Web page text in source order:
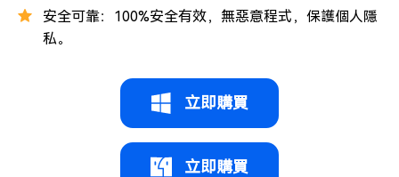
安全可靠：100%安全有效，無惡意程式，保護個人隱
私。
立即購買
立即購買